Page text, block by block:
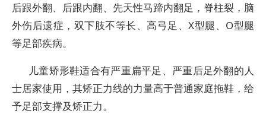
后跟外翻、后跟内翻、先天性马蹄内翻足，脊柱裂，脑
外伤后遗症，双下肢不等长、高弓足、X型腿、O型腿
等足部疾病。
儿童矫形鞋适合有严重扁平足、严重后足外翻的人
士居家使用，其矫正力线的力量高于普通家庭拖鞋，给
予足部支撑及矫正力。